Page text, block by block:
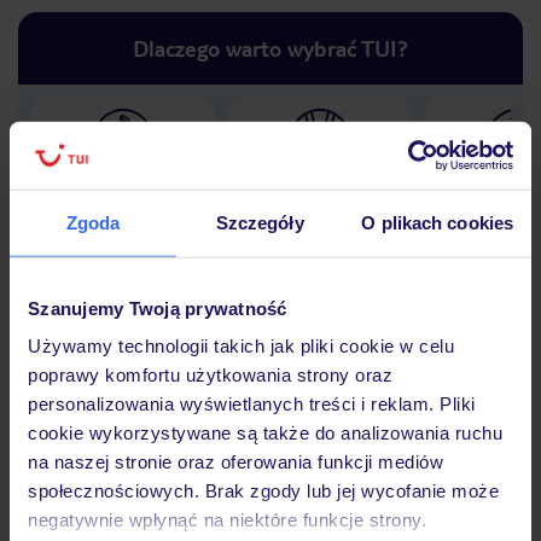
Zgoda Szczegóły O plikach cookies
Szanujemy Twoją prywatność
Używamy technologii takich jak pliki cookie w celu
poprawy komfortu użytkowania strony oraz
personalizowania wyświetlanych treści i reklam. Pliki
cookie wykorzystywane są także do analizowania ruchu
na naszej stronie oraz oferowania funkcji mediów
społecznościowych. Brak zgody lub jej wycofanie może
negatywnie wpłynąć na niektóre funkcje strony.
Dlaczego warto wybrać TUI?
podróży w Polsce
Hotel
Opinie